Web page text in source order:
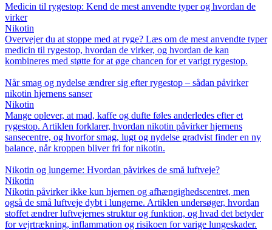
Medicin til rygestop: Kend de mest anvendte typer og hvordan de
virker
Nikotin
Overvejer du at stoppe med at ryge? Læs om de mest anvendte typer
medicin til rygestop, hvordan de virker, og hvordan de kan
kombineres med støtte for at øge chancen for et varigt rygestop.
Når smag og nydelse ændrer sig efter rygestop – sådan påvirker
nikotin hjernens sanser
Nikotin
Mange oplever, at mad, kaffe og dufte føles anderledes efter et
rygestop. Artiklen forklarer, hvordan nikotin påvirker hjernens
sansecentre, og hvorfor smag, lugt og nydelse gradvist finder en ny
balance, når kroppen bliver fri for nikotin.
Nikotin og lungerne: Hvordan påvirkes de små luftveje?
Nikotin
Nikotin påvirker ikke kun hjernen og afhængighedscentret, men
også de små luftveje dybt i lungerne. Artiklen undersøger, hvordan
stoffet ændrer luftvejernes struktur og funktion, og hvad det betyder
for vejrtrækning, inflammation og risikoen for varige lungeskader.